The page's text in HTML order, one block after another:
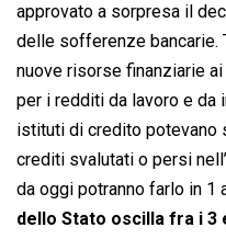
approvato a sorpresa il
delle sofferenze bancarie.
nuove risorse finanziarie
per i redditi da lavoro e da
istituti di credito potevano
crediti svalutati o persi
da oggi potranno farlo in 1
dello Stato oscilla fra i 3